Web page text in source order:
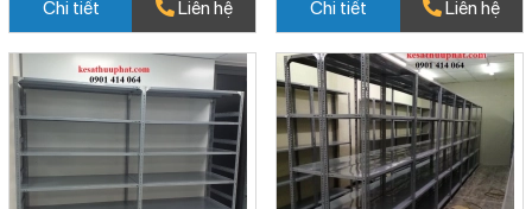
Chi tiết Liên hệ Chi tiết Liên hệ